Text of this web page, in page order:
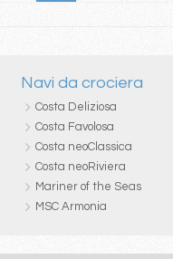
Navi da crociera
Costa Deliziosa
Costa Favolosa
Costa neoClassica
Costa neoRiviera
Mariner of the Seas
MSC Armonia